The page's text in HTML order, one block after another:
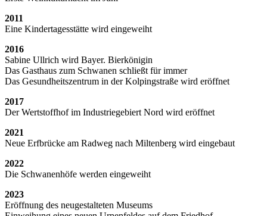
2011
Eine Kindertagesstätte wird eingeweiht
2016
Sabine Ullrich wird Bayer. Bierkönigin
Das Gasthaus zum Schwanen schließt für immer
Das Gesundheitszentrum in der Kolpingstraße wird eröffnet
2017
Der Wertstoffhof im Industriegebiert Nord wird eröffnet
2021
Neue Erfbrücke am Radweg nach Miltenberg wird eingebaut
2022
Die Schwanenhöfe werden eingeweiht
2023
Eröffnung des neugestalteten Museums